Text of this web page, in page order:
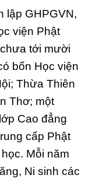
lập GHPGVN,
viện Phật
tới mười
bốn Học viện
Thừa Thiên
Thơ; một
Cao đẳng
cấp Phật
Mỗi năm
Ni sinh các